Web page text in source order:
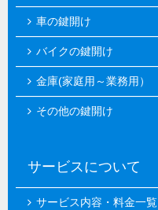
車の鍵開け
バイクの鍵開け
金庫(家庭用～業務用）
その他の鍵開け
サービスについて
サービス内容・料金一覧